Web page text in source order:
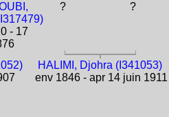
- 17
? ?
HALIMI, Djohra (I341053)
env 1846 - apr 14 juin 1911